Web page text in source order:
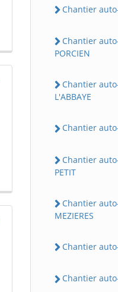
Chantier
Chantier
PORCIEN
Chantier
L'ABBAYE
Chantier
Chantier
PETIT
Chantier
MEZIERES
Chantier
Chantier